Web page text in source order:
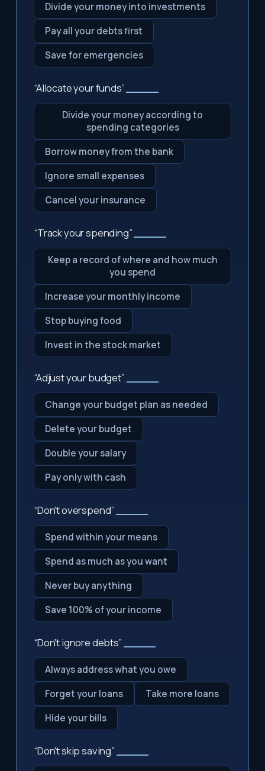
Divide your money into investments
Pay all your debts first
Save for emergencies
“Allocate your funds”
Divide your money according to
spending categories
Borrow money from the bank
Ignore small expenses
Cancel your insurance
“Track your spending”
Keep a record of where and how much
you spend
Increase your monthly income
Stop buying food
Invest in the stock market
“Adjust your budget”
Change your budget plan as needed
Delete your budget
Double your salary
Pay only with cash
“Don't overspend”
Spend within your means
Spend as much as you want
Never buy anything
Save 100% of your income
“Don't ignore debts”
Always address what you owe
Forget your loans
Take more loans
Hide your bills
“Don't skip saving”